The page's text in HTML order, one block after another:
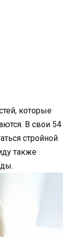
которые
В свои 54
стройной
также